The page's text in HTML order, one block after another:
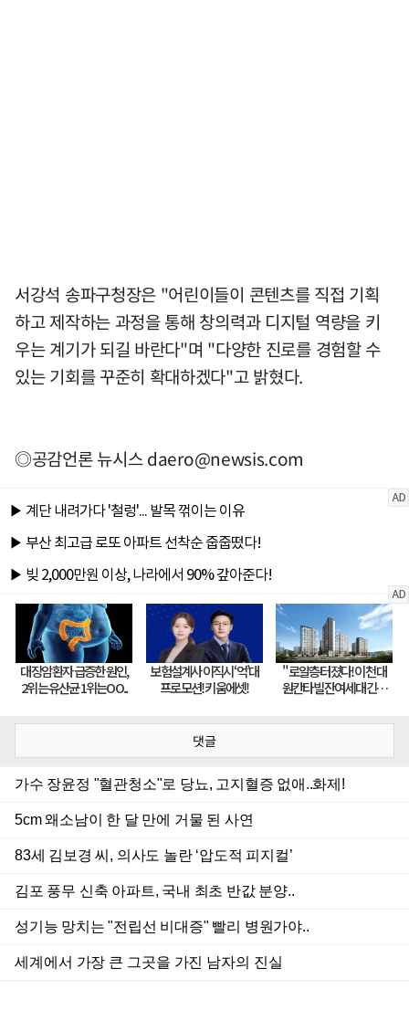
서강석 송파구청장은 "어린이들이 콘텐츠를 직접 기획
하고 제작하는 과정을 통해 창의력과 디지털 역량을 키
우는 계기가 되길 바란다"며 "다양한 진로를 경험할 수
있는 기회를 꾸준히 확대하겠다"고 밝혔다.
◎공감언론 뉴시스daero@newsis.com
댓글